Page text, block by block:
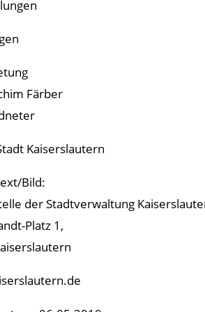
Färber
Kaiserslautern
Bild:
der Stadtverwaltung
Platz 1,